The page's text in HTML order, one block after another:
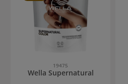
19475
Wella Supernatural